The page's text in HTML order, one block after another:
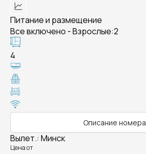
Питание и размещение
Все включено - Взрослые:2
4
Описание номера
Вылет.: Минск
Цена от